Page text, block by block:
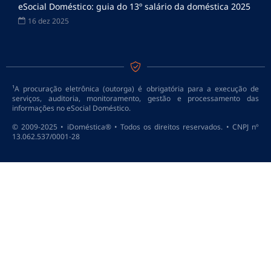
eSocial Doméstico: guia do 13º salário da doméstica 2025
16 dez 2025
¹A procuração eletrônica (outorga) é obrigatória para a execução de
serviços, auditoria, monitoramento, gestão e processamento das
informações no eSocial Doméstico.
© 2009-2025 • iDoméstica® • Todos os direitos reservados. • CNPJ nº
13.062.537/0001-28